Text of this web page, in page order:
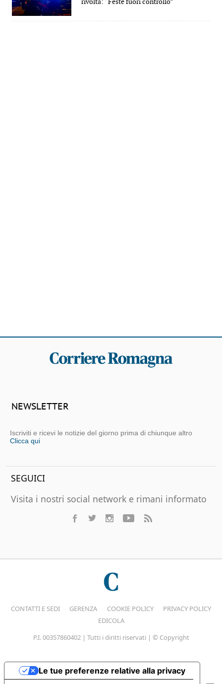
rivolta: “Feste fuori controllo”
NEWSLETTER
Iscriviti e ricevi le notizie del giorno prima di chiunque altro
Clicca qui
SEGUICI
Visita i nostri social network e rimani informato
CONTATTI E SEDI GERENZA COOKIE POLICY
PRIVACY POLICY
EDICOLA
P.I. 00357860402 | Tutti i diritti riservati | © Copyright
Le tue preferenze relative alla privacy